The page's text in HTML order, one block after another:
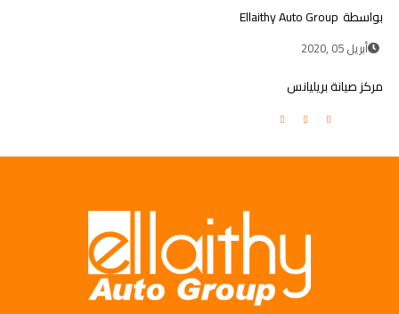
بواسطة Ellaithy Auto Group
أبريل 05 ,2020
مركز صيانة بريليانس